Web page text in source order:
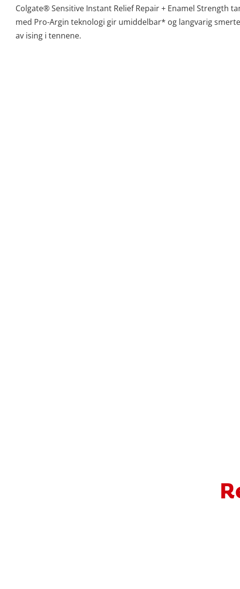
Colgate® Sensitive Instant Relief Repair + Enamel Strength
med Pro-Argin teknologi gir umiddelbar* og langvarig
av ising i tennene.